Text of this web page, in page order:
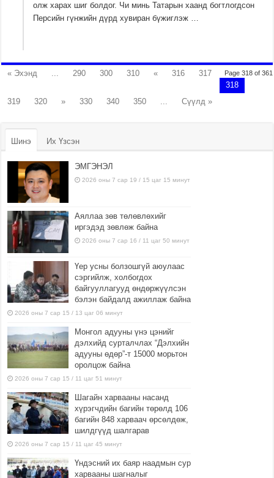
олж харах шиг болдог. Чи минь Татарын хаанд богтлогдсон
Персийн гүнжийн дүрд хувиран бүжиглэж …
Page 318 of 361
« Эхэнд ... 290 300 310 « 316
317
318
319
320 » 330 340 350 ... Сүүлд »
Шинэ Их Үзсэн
ЭМГЭНЭЛ
2026 оны 7 сар 19 / 15 цаг 15 минут
Аяллаа зөв төлөвлөхийг
иргэдэд зөвлөж байна
2026 оны 7 сар 16 / 11 цаг 50 минут
Үер усны болзошгүй аюулаас
сэргийлж, холбогдох
байгууллагууд өндөржүүлсэн
бэлэн байдалд ажиллаж байна
2026 оны 7 сар 15 / 13 цаг 06 минут
Монгол адууны үнэ цэнийг
дэлхийд сурталчлах “Дэлхийн
адууны өдөр”-т 15000 морьтон
оролцож байна
2026 оны 7 сар 15 / 11 цаг 51 минут
Шагайн харвааны насанд
хүрэгчдийн багийн төрөлд 106
багийн 848 харваач өрсөлдөж,
шилдгүүд шалгарав
2026 оны 7 сар 15 / 11 цаг 45 минут
Үндэсний их баяр наадмын сур
харвааны шагналыг